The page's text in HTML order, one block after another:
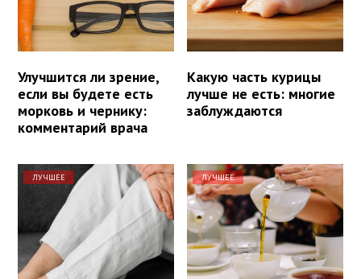
Улучшится ли зрение,
если вы будете есть
морковь и чернику:
комментарий врача
Какую часть курицы
лучше не есть: многие
заблуждаются
ЛУЧШЕЕ ЛУЧШЕЕ